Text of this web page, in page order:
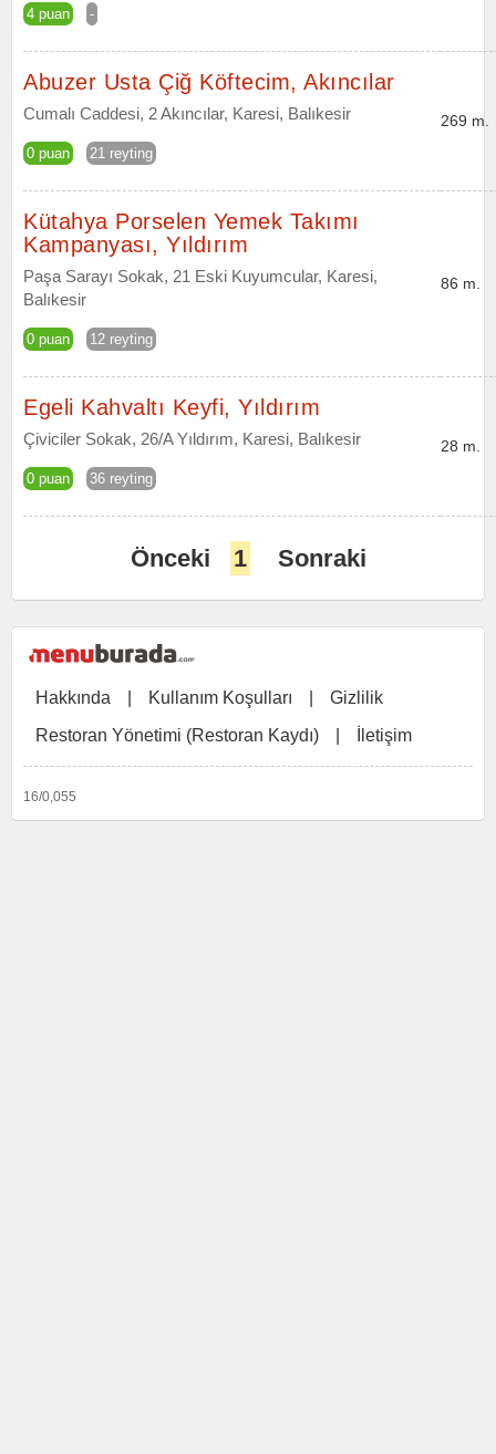
4 puan -
Abuzer Usta Çiğ Köftecim, Akıncılar
Cumalı Caddesi, 2 Akıncılar, Karesi, Balıkesir
0 puan 21 reyting
269 m.
Kütahya Porselen Yemek Takımı
Kampanyası, Yıldırım
Paşa Sarayı Sokak, 21 Eski Kuyumcular, Karesi,
Balıkesir
0 puan 12 reyting
86 m.
Egeli Kahvaltı Keyfi, Yıldırım
Çiviciler Sokak, 26/A Yıldırım, Karesi, Balıkesir
0 puan 36 reyting
28 m.
Önceki 1 Sonraki
Hakkında Kullanım Koşulları
Gizlilik
Restoran Yönetimi (Restoran Kaydı)
İletişim
16/0,055